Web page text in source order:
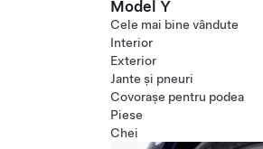
Model Y
Cele mai bine vândute
Interior
Exterior
Jante și pneuri
Covorașe pentru podea
Piese
Chei